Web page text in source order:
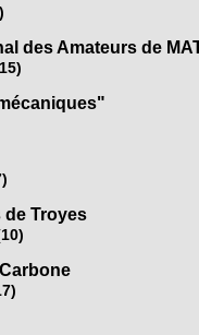
des Amateurs de
de Troyes